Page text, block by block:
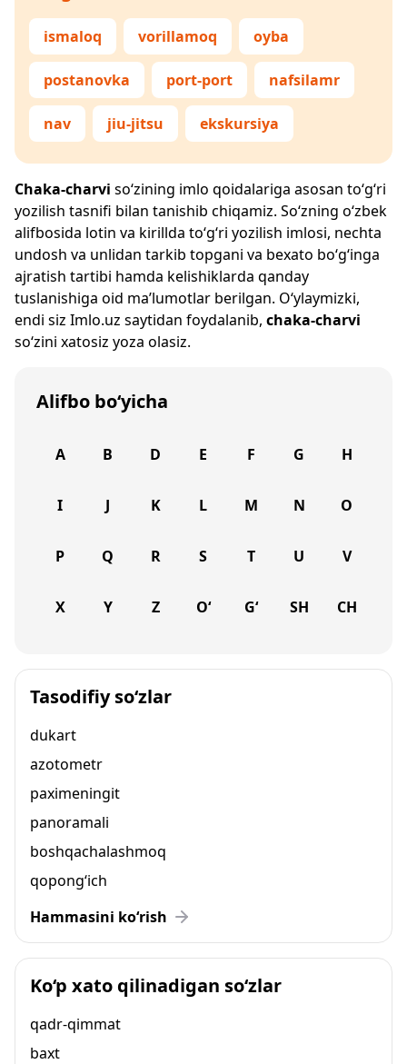
ismaloq vorillamoq oyba
postanovka port-port nafsilamr
nav jiu-jitsu ekskursiya
Chaka-charvi so‘zining imlo qoidalariga asosan to‘g‘ri
yozilish tasnifi bilan tanishib chiqamiz. So‘zning o‘zbek
alifbosida lotin va kirillda to‘g‘ri yozilish imlosi, nechta
undosh va unlidan tarkib topgani va bexato bo‘g‘inga
ajratish tartibi hamda kelishiklarda qanday
tuslanishiga oid ma’lumotlar berilgan. O‘ylaymizki,
endi siz Imlo.uz saytidan foydalanib, chaka-charvi
so‘zini xatosiz yoza olasiz.
Alifbo bo‘yicha
A B D E F G H
I J K L M N O
P Q R S T U V
X Y Z O‘ G‘ SH CH
Tasodifiy so‘zlar
dukart
azotometr
paximeningit
panoramali
boshqachalashmoq
qopong‘ich
Hammasini ko‘rish
Ko‘p xato qilinadigan so‘zlar
qadr-qimmat
baxt